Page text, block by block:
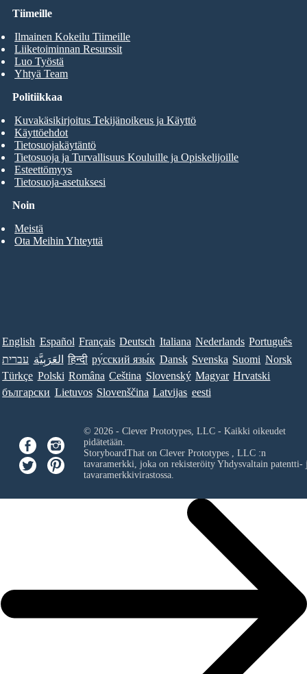
Tiimeille
Ilmainen Kokeilu Tiimeille
Liiketoiminnan Resurssit
Luo Työstä
Yhtyä Team
Noin
Meistä
Ota Meihin Yhteyttä
Politiikkaa
Kuvakäsikirjoitus Tekijänoikeus ja Käyttö
Käyttöehdot
Tietosuojakäytäntö
Tietosuoja ja Turvallisuus Kouluille ja Opiskelijoille
Esteettömyys
Tietosuoja-asetuksesi
English Español Français Deutsch Italiana Nederlands Português
עברית العَرَبِيَّة हिन्दी ру́сский язы́к Dansk Svenska Suomi Norsk
Türkçe Polski Româna Ceština Slovenský Magyar Hrvatski
български Lietuvos Slovenščina Latvijas eesti
© 2026 - Clever Prototypes, LLC - Kaikki oikeudet
pidätetään.
StoryboardThat on Clever Prototypes , LLC:n
tavaramerkki, joka on rekisteröity Yhdysvaltain patentti-
tavaramerkkivirastossa.